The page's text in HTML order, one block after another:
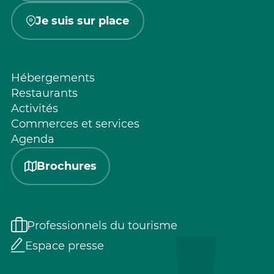
Je suis sur place
Hébergements
Restaurants
Activités
Commerces et services
Agenda
Brochures
Professionnels du tourisme
Espace presse